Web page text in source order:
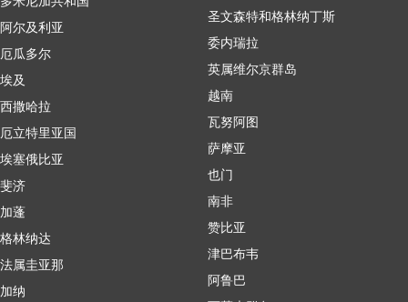
阿尔及利亚
厄瓜多尔
埃及
西撒哈拉
厄立特里亚国
埃塞俄比亚
斐济
加蓬
格林纳达
法属圭亚那
加纳
圣文森特和格林纳丁斯
委内瑞拉
英属维尔京群岛
越南
瓦努阿图
萨摩亚
也门
南非
赞比亚
津巴布韦
阿鲁巴